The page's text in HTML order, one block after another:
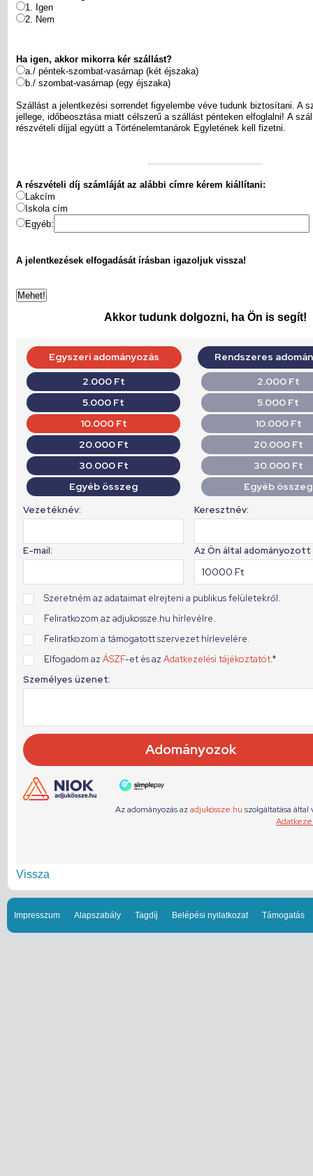
1. Igen
2. Nem
Ha igen, akkor mikorra kér szállást?
a./ péntek-szombat-vasárnap (két éjszaka)
b./ szombat-vasárnap (egy éjszaka)
Szállást a jelentkezési sorrendet figyelembe véve tudunk biztosítani. A
jellege, időbeosztása miatt célszerű a szállást pénteken elfoglalni! A
részvételi díjjal együtt a Történelemtanárok Egyletének kell fizetni.
A részvételi díj számláját az alábbi címre kérem kiállítani:
Lakcím
Iskola cím
Egyéb:
A jelentkezések elfogadását írásban igazoljuk vissza!
Akkor tudunk dolgozni, ha Ön is segít!
Vissza
Impresszum Alapszabály Tagdíj Belépési nyilatkozat Támogatás